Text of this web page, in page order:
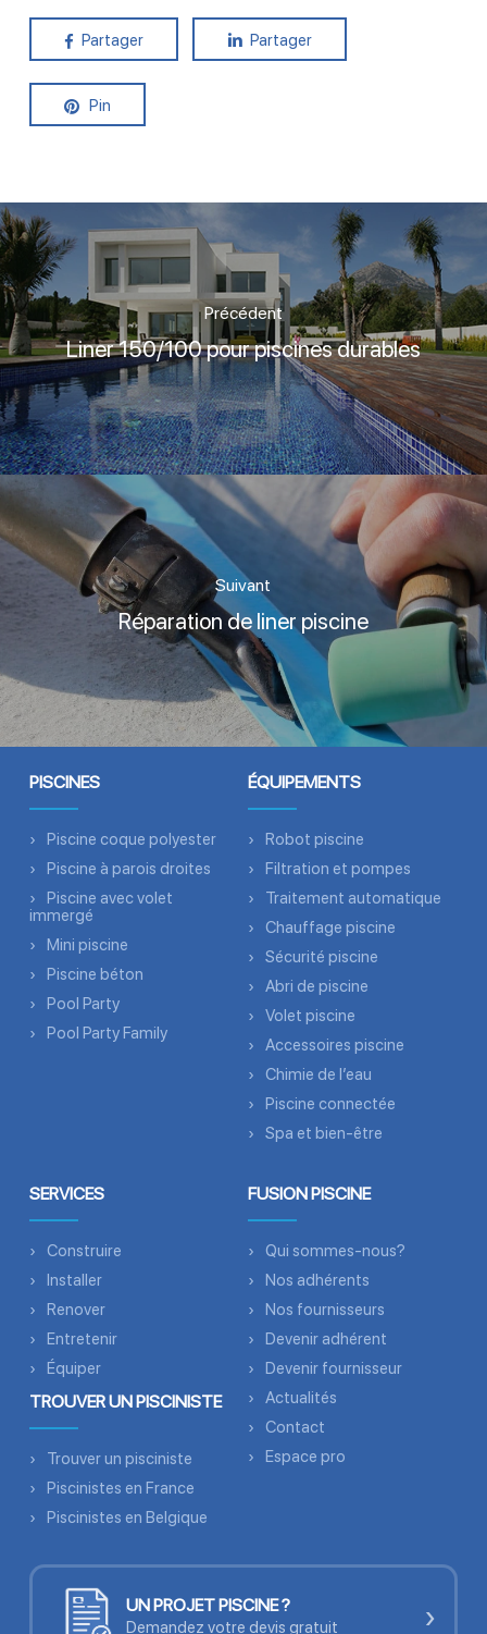
Partager Partager
Pin
Précédent
Liner 150/100 pour piscines durables
Suivant
Réparation de liner piscine
PISCINES
Piscine coque polyester
Piscine à parois droites
Piscine avec volet
immergé
Mini piscine
Piscine béton
Pool Party
Pool Party Family
ÉQUIPEMENTS
Robot piscine
Filtration et pompes
Traitement automatique
Chauffage piscine
Sécurité piscine
Abri de piscine
Volet piscine
Accessoires piscine
Chimie de l’eau
Piscine connectée
Spa et bien-être
SERVICES
Construire
Installer
Renover
Entretenir
Équiper
TROUVER UN PISCINISTE
Trouver un pisciniste
Piscinistes en France
Piscinistes en Belgique
FUSION PISCINE
Qui sommes-nous?
Nos adhérents
Nos fournisseurs
Devenir adhérent
Devenir fournisseur
Actualités
Contact
Espace pro
UN PROJET PISCINE ?
Demandez votre devis gratuit ›